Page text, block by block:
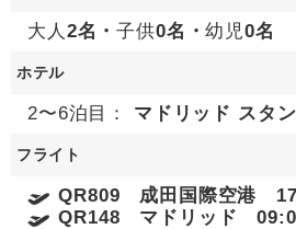
大人 2名・子供0名・幼児0名
ホテル
2〜6泊目： マドリッド スタ
フライト
QR809 成田国際空港
QR148 マドリッド